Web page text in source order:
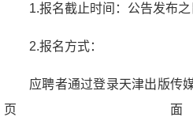
1.报名截止时间：公告发布之
2.报名方式：
应聘者通过登录天津出版传
页